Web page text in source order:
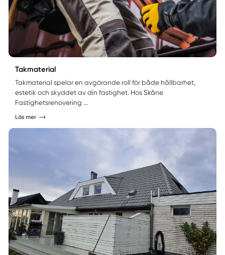
Takmaterial
Takmaterial spelar en avgörande roll för både hållbarhet,
estetik och skyddet av din fastighet. Hos Skåne
Fastighetsrenovering ...
Läs mer